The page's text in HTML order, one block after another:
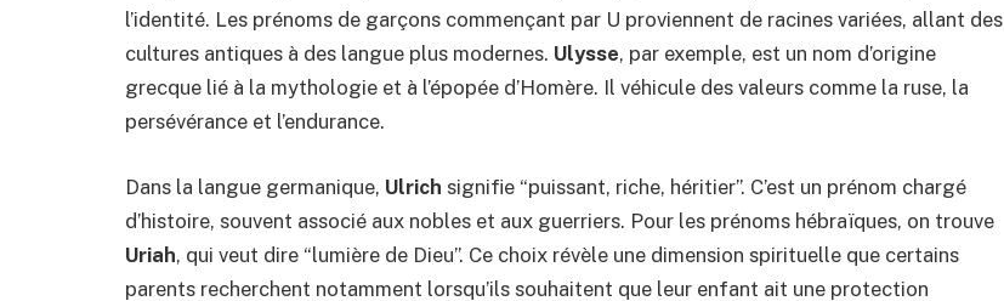
l’identité. Les prénoms de garçons commençant par U proviennent de racines variées, allant des
cultures antiques à des langue plus modernes. Ulysse, par exemple, est un nom d’origine
grecque lié à la mythologie et à l’épopée d’Homère. Il véhicule des valeurs comme la ruse, la
persévérance et l’endurance.
Dans la langue germanique, Ulrich signifie “puissant, riche, héritier”. C’est un prénom chargé
d’histoire, souvent associé aux nobles et aux guerriers. Pour les prénoms hébraïques, on trouve
Uriah, qui veut dire “lumière de Dieu”. Ce choix révèle une dimension spirituelle que certains
parents recherchent notamment lorsqu’ils souhaitent que leur enfant ait une protection